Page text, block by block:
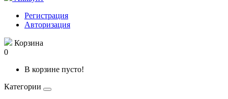
Регистрация
Авторизация
Корзина
0
В корзине пусто!
Категории